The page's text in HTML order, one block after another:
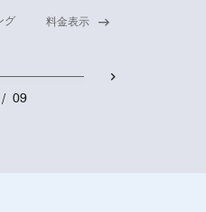
グ 料金表示
/ 09